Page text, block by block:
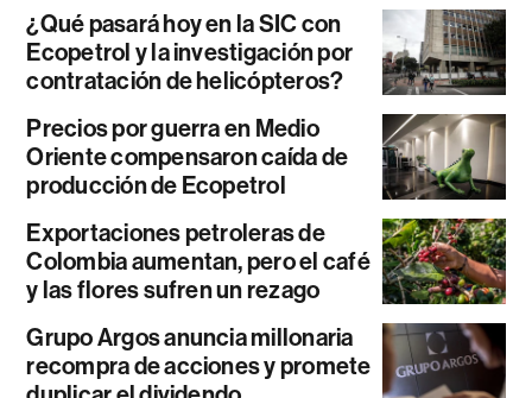
¿Qué pasará hoy en la SIC con
Ecopetrol y la investigación por
contratación de helicópteros?
Precios por guerra en Medio
Oriente compensaron caída de
producción de Ecopetrol
Exportaciones petroleras de
Colombia aumentan, pero el café
y las flores sufren un rezago
Grupo Argos anuncia millonaria
recompra de acciones y promete